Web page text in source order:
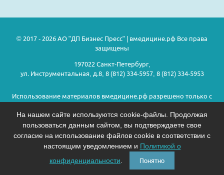
© 2017 - 2026 АО "ДП Бизнес Пресс" | вмедицине.рф Все права
защищены
197022 Санкт-Петербург,
ул. Инструментальная, д.8, 8 (812) 334-5957, 8 (812) 334-5953
Использование материалов вмедицине.рф разрешено только с
Политика конфиденциальности
На информационном ресурсе применяются рекомендательные
На нашем сайте используются cookie-файлы. Продолжая
пользоваться данным сайтом, вы подтверждаете свое
согласие на использование файлов cookie в соответствии с
настоящим уведомлением и Политикой о
конфиденциальности
Понятно